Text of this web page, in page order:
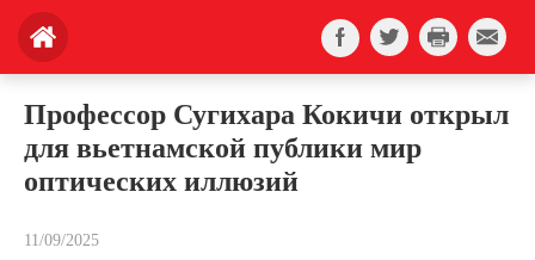
Профессор Сугихара Кокичи открыл
для вьетнамской публики мир
оптических иллюзий
11/09/2025